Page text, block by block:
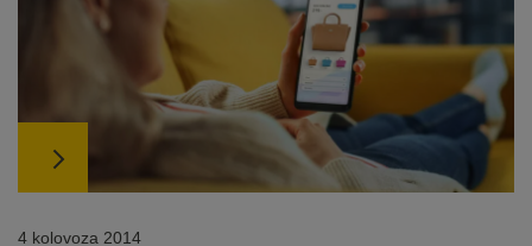
4 kolovoza 2014